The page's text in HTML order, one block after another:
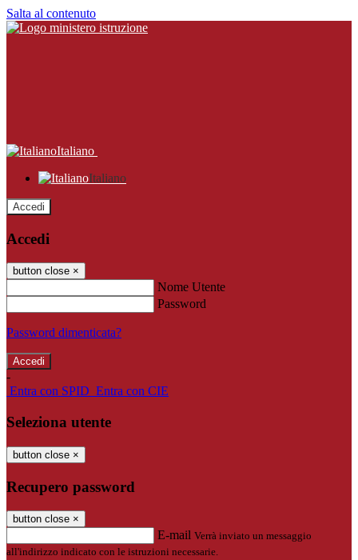
Salta al contenuto
Italiano
Italiano
Accedi
Accedi
button close ×
Nome Utente
Password
Password dimenticata?
-
Entra con SPID Entra con CIE
Seleziona utente
button close ×
Recupero password
button close ×
E-mail Verrà inviato un messaggio
all'indirizzo indicato con le istruzioni necessarie.